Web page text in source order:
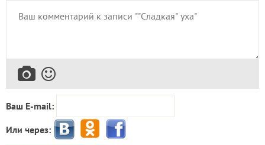
Ваш E-mail:
Или через: